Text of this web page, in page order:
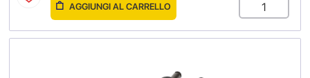
AGGIUNGI AL CARRELLO